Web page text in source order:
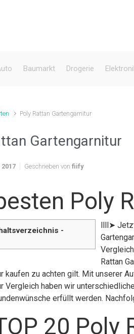
Baumarkt Drogerie
Poly Rattan Gartengarnitur
Gartengarnitur
Geschrieben von fiify
Poly
-
llll➤ Jetzt
Rattan
kaufen zu achten gilt. Mit unserer
Vergleich haben wir
erfüllt werden.
20 Poly